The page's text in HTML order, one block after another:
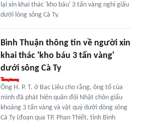
lại xin khai thác 'kho báu' 3 tấn vàng nghi giấu
dưới lòng sông Cà Ty.
Bình Thuận thông tin về người xin
khai thác 'kho báu 3 tấn vàng'
dưới sông Cà Ty
Ông H. P. T. ở Bạc Liêu cho rằng, ông tổ của
mình đã phát hiện quân đội Nhật chôn giấu
khoảng 3 tấn vàng và vật quý dưới dòng sông
Cà Ty (đoạn qua TP. Phan Thiết, tỉnh Bình